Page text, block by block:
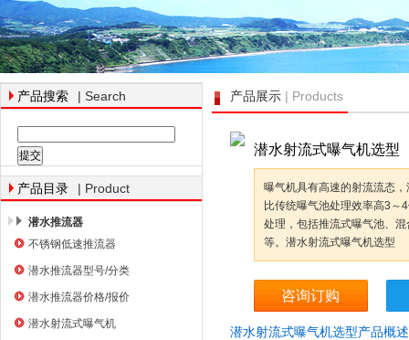
南京南蓝环保产业有限公司
产品搜索 | Search
产品目录 | Product
潜水推流器
不锈钢低速推流器
潜水推流器型号/分类
潜水推流器价格/报价
潜水射流式曝气机
产品展示 | Products
潜水射流式曝气机选型
曝气机具有高速的射流流态
比传统曝气池处理效率高3～
处理，包括推流式曝气池、
等。潜水射流式曝气机选型
咨询订购
潜水射流式曝气机选型产品概